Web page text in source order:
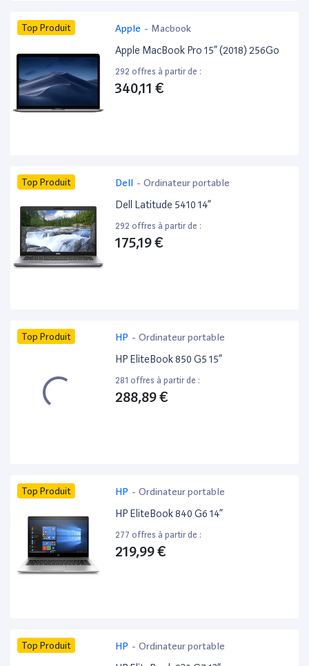
Top Produit Apple - Macbook
Apple MacBook Pro 15” (2018) 256Go
292 offres à partir de :
340,11 €
Top Produit Dell - Ordinateur portable
Dell Latitude 5410 14”
292 offres à partir de :
175,19 €
Top Produit HP - Ordinateur portable
HP EliteBook 850 G5 15”
281 offres à partir de :
288,89 €
Top Produit HP - Ordinateur portable
HP EliteBook 840 G6 14”
277 offres à partir de :
219,99 €
Top Produit HP - Ordinateur portable